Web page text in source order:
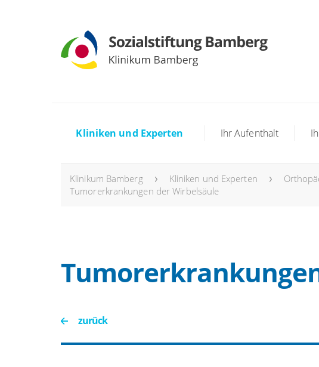
Kliniken und Experten Ihr Aufenthalt
Klinikum Bamberg Kliniken und Experten
Tumorerkrankungen der Wirbelsäule
zurück